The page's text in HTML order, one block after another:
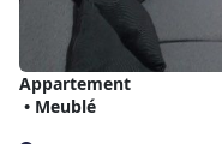
Appartement
• Meublé